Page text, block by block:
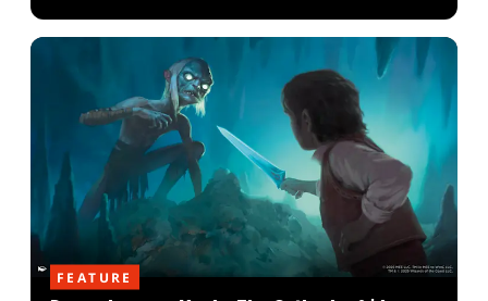
FEATURE